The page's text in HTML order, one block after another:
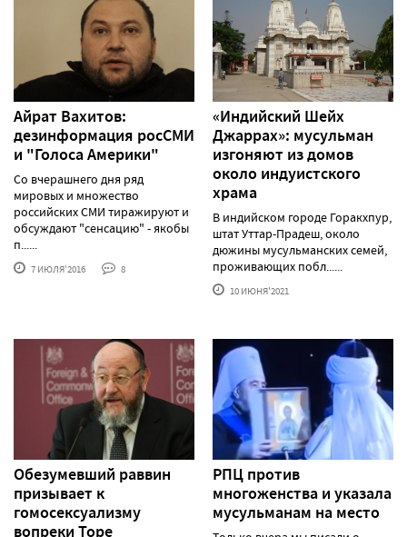
Айрат Вахитов:
дезинформация росСМИ
и "Голоса Америки"
Со вчерашнего дня ряд
мировых и множество
российских СМИ тиражируют и
обсуждают "сенсацию" - якобы
п......
7 ИЮЛЯ'2016 8
«Индийский Шейх
Джаррах»: мусульман
изгоняют из домов
около индуистского
храма
В индийском городе Горакхпур,
штат Уттар-Прадеш, около
дюжины мусульманских семей,
проживающих побл......
10 ИЮНЯ'2021
Обезумевший раввин
призывает к
гомосексуализму
вопреки Торе
РПЦ против
многоженства и указала
мусульманам на место